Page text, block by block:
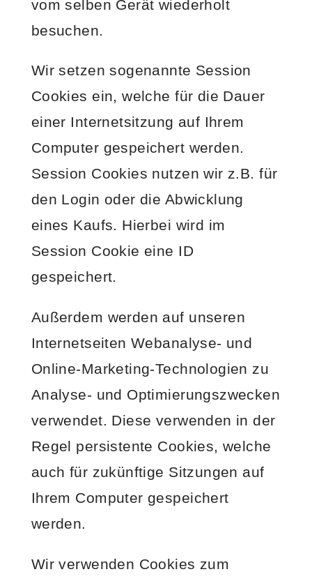
vom selben Gerät wiederholt
besuchen.
Wir setzen sogenannte Session
Cookies ein, welche für die Dauer
einer Internetsitzung auf Ihrem
Computer gespeichert werden.
Session Cookies nutzen wir z.B. für
den Login oder die Abwicklung
eines Kaufs. Hierbei wird im
Session Cookie eine ID
gespeichert.
Außerdem werden auf unseren
Internetseiten Webanalyse- und
Online-Marketing-Technologien zu
Analyse- und Optimierungszwecken
verwendet. Diese verwenden in der
Regel persistente Cookies, welche
auch für zukünftige Sitzungen auf
Ihrem Computer gespeichert
werden.
Wir verwenden Cookies zum